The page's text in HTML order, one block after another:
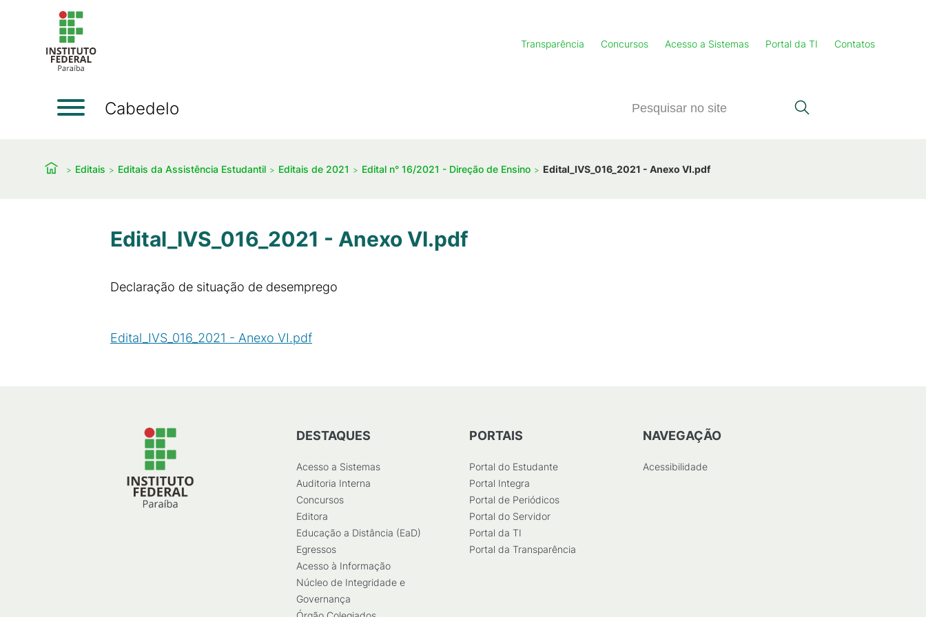
Transparência Concursos Acesso a Sistemas Portal da TI Contatos
Cabedelo
Editais Editais da Assistência Estudantil Editais de 2021 Edital n° 16/2021 - Direção de Ensino Edital_IVS_016_2021 - Anexo VI.pdf
Edital_IVS_016_2021 - Anexo VI.pdf
Declaração de situação de desemprego
Edital_IVS_016_2021 - Anexo VI.pdf
DESTAQUES
Acesso a Sistemas
Auditoria Interna
Concursos
Editora
Educação a Distância (EaD)
Egressos
Acesso à Informação
Núcleo de Integridade e
Governança
PORTAIS
Portal do Estudante
Portal Integra
Portal de Periódicos
Portal do Servidor
Portal da TI
Portal da Transparência
NAVEGAÇÃO
Acessibilidade